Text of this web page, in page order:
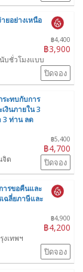
ยอย่างเหนือ
฿4,400
฿3,900
บชั่วโมงแบบ
ปิดจอง
ระทบกับการ
งินภายใน 3
3 ท่าน ลด
฿5,400
฿4,700
จิต
ปิดจอง
ารขอคืนและ
ฉลี่ยภาษีและ
฿4,900
฿4,200
งเทพฯ
ปิดจอง